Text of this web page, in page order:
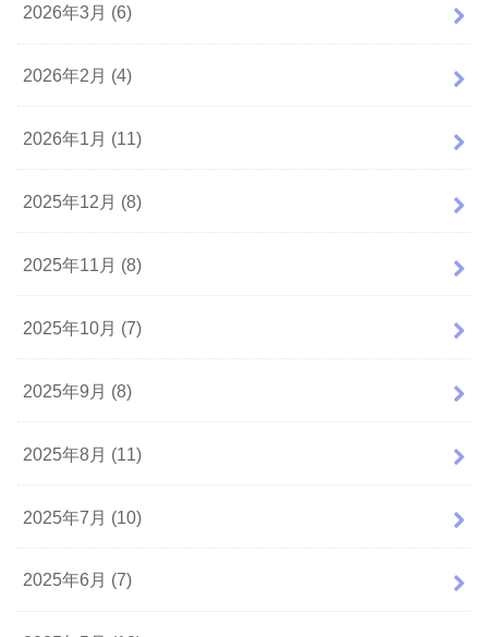
2026年3月 (6)
2026年2月 (4)
2026年1月 (11)
2025年12月 (8)
2025年11月 (8)
2025年10月 (7)
2025年9月 (8)
2025年8月 (11)
2025年7月 (10)
2025年6月 (7)